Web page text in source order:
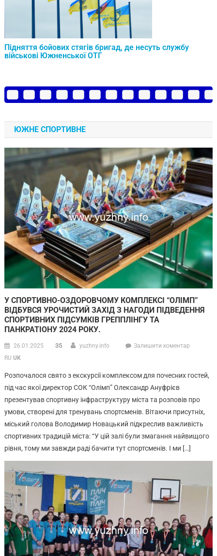
Підняття бойових стягів бригад, де несуть службу
військові Южненської ОТГ
ЮЖНЕ СПОРТИВНЕ
У СПОРТИВНО-ОЗДОРОВЧОМУ КОМПЛЕКСІ “ОЛІМП”
ВІДБУВСЯ УРОЧИСТИЙ ЗАХІД З НАГОДИ ПІДВЕДЕННЯ
СПОРТИВНИХ ПІДСУМКІВ ГРЕППЛІНГУ ТА
ПАНКРАТІОНУ 2024 РОКУ.
26.01.2025 35 yuzhny.info
Залишити коментар
RU UK
Розпочалося свято з екскурсії комплексом для почесних гостей,
під час якої директор СОК “Олімп” Олександр Ануфрієв
презентував спортивну інфраструктуру міста та розповів про
умови, створені для тренувань спортсменів. Вітаючи присутніх,
міський голова Володимир Новацький підкреслив важливість
спортивних традицій міста: “У цій залі були змагання найвищого
рівня, тому ми завжди раді бачити тут спортсменів. І ми […]